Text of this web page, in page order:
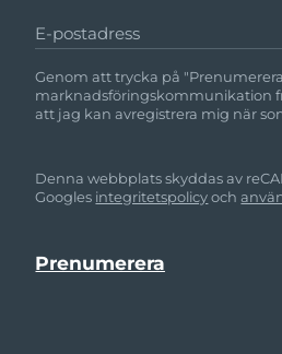
E-postadress
Genom att trycka på
marknadsföringskommunikation
att jag kan avregistrera mig när
Denna webbplats skyddas av
Googles integritetspolicyoch